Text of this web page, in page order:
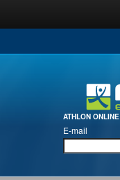
ATHLON ONLINE
E-mail